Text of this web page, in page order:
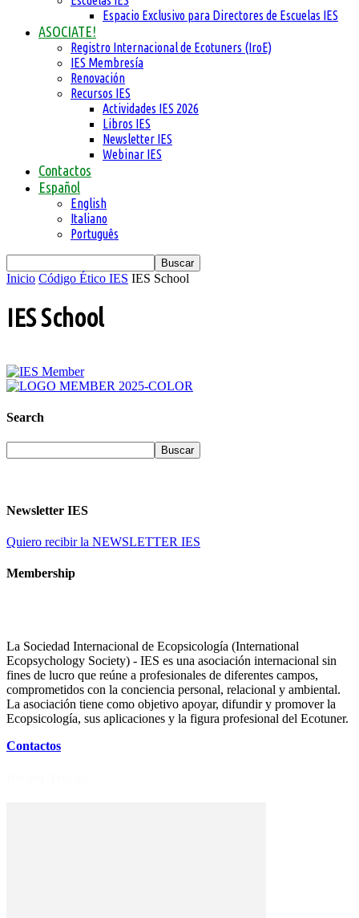
Espacio Exclusivo para Directores de Escuelas IES
ASOCIATE!
Registro Internacional de Ecotuners (IroE)
IES Membresía
Renovación
Recursos IES
Actividades IES 2026
Libros IES
Newsletter IES
Webinar IES
Contactos
Español
English
Italiano
Português
Inicio Código Ético IES IES School
IES School
Search
Newsletter IES
Quiero recibir la NEWSLETTER IES
Membership
La Sociedad Internacional de Ecopsicología (International
Ecopsychology Society) - IES es una asociación internacional sin
fines de lucro que reúne a profesionales de diferentes campos,
comprometidos con la conciencia personal, relacional y ambiental.
La asociación tiene como objetivo apoyar, difundir y promover la
Ecopsicología, sus aplicaciones y la figura profesional del Ecotuner.
Contactos